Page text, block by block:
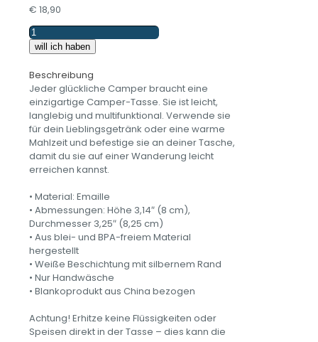
€ 18,90
Biker
King
Motorrad
König
-
Emailletasse
Menge
will ich haben
Beschreibung
Jeder glückliche Camper braucht eine
einzigartige Camper-Tasse. Sie ist leicht,
langlebig und multifunktional. Verwende sie
für dein Lieblingsgetränk oder eine warme
Mahlzeit und befestige sie an deiner Tasche,
damit du sie auf einer Wanderung leicht
erreichen kannst.
• Material: Emaille
• Abmessungen: Höhe 3,14″ (8 cm),
Durchmesser 3,25″ (8,25 cm)
• Aus blei- und BPA-freiem Material
hergestellt
• Weiße Beschichtung mit silbernem Rand
• Nur Handwäsche
• Blankoprodukt aus China bezogen
Achtung! Erhitze keine Flüssigkeiten oder
Speisen direkt in der Tasse – dies kann die